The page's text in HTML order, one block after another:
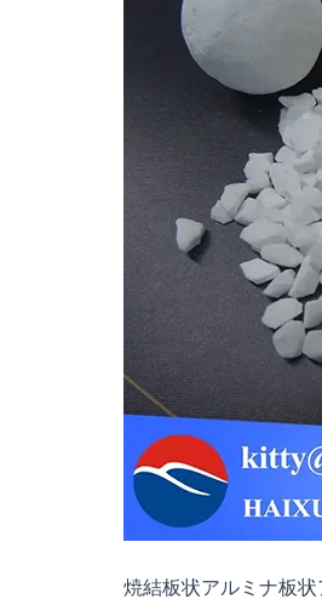
焼結板状アルミナ板状